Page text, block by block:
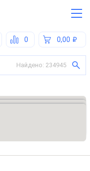
0,00
0
Найдено: 234945